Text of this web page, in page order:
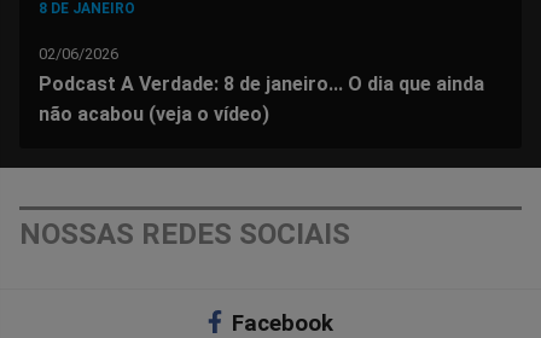
8 DE JANEIRO
02/06/2026
Podcast A Verdade: 8 de janeiro... O dia que ainda
não acabou (veja o vídeo)
NOSSAS REDES SOCIAIS
Facebook